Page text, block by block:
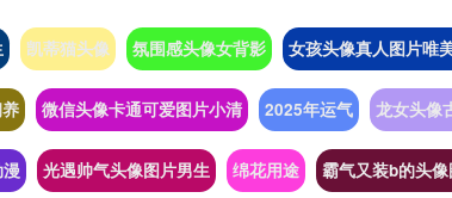
凯蒂猫头像 氛围感头像女背影 女孩头像真人图片唯
微信头像卡通可爱图片小清 2025年运气 龙女头像
光遇帅气头像图片男生 绵花用途 霸气又装b的头